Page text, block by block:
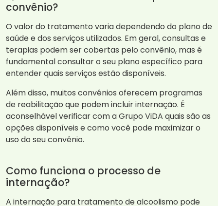
convênio?
O valor do tratamento varia dependendo do plano de
saúde e dos serviços utilizados. Em geral, consultas e
terapias podem ser cobertas pelo convênio, mas é
fundamental consultar o seu plano específico para
entender quais serviços estão disponíveis.
Além disso, muitos convênios oferecem programas
de reabilitação que podem incluir internação. É
aconselhável verificar com a Grupo ViDA quais são as
opções disponíveis e como você pode maximizar o
uso do seu convênio.
Como funciona o processo de
internação?
A internação para tratamento de alcoolismo pode